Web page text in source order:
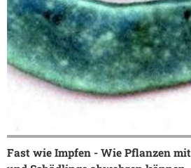
Fast wie Impfen - Wie Pflanzen